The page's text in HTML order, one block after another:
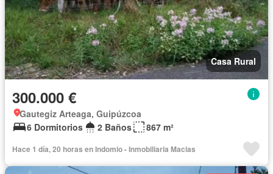
Casa Rural
300.000 €
Gautegiz Arteaga, Guipúzcoa
6 Dormitorios
2 Baños 867 m²
Hace 1 día, 20 horas en Indomio - Inmobiliaria Macias